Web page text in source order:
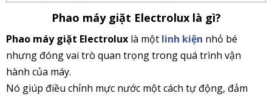
Phao máy giặt Electrolux là gì?
Phao máy giặt Electrolux là một linh kiện nhỏ bé
nhưng đóng vai trò quan trọng trong quá trình vận
hành của máy.
Nó giúp điều chỉnh mực nước một cách tự động, đảm